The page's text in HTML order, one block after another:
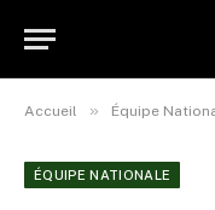
Accueil » Équipe
ÉQUIPE NATIONALE